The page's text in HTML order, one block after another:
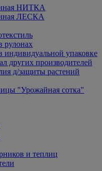
НИТКА
ЛЕСКА
рулонах
индивидуальной упаковке
других производителей
д/защиты растений
"Урожайная сотка"
и теплиц